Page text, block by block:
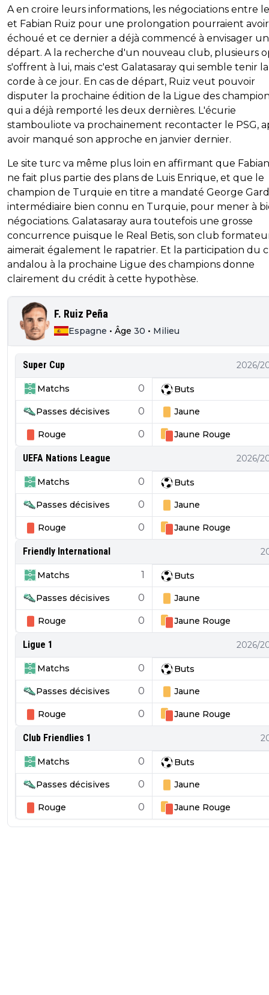
A en croire leurs informations, les négociations entre
et Fabian Ruiz pour une prolongation pourraient avoir
échoué et ce dernier a déjà commencé à envisager un
départ. A la recherche d'un nouveau club, plusieurs
s'offrent à lui, mais c'est Galatasaray qui semble tenir la
corde à ce jour. En cas de départ, Ruiz veut pouvoir
disputer la prochaine édition de la Ligue des
qui a déjà remporté les deux dernières. L'écurie
stambouliote va prochainement recontacter le PSG,
avoir manqué son approche en janvier dernier.
Le site turc va même plus loin en affirmant que
ne fait plus partie des plans de Luis Enrique, et que le
champion de Turquie en titre a mandaté George
intermédiaire bien connu en Turquie, pour mener à
négociations. Galatasaray aura toutefois une grosse
concurrence puisque le Real Betis, son club
aimerait également le rapatrier. Et la participation du
andalou à la prochaine Ligue des champions donne
clairement du crédit à cette hypothèse.
F. Ruiz Peña
Espagne • Âge 30 • Milieu
Super Cup 2026/
Matchs 0 Buts
Passes décisives 0 Jaune
Rouge 0 Jaune Rouge
UEFA Nations League 2026/
Matchs 0 Buts
Passes décisives 0 Jaune
Rouge 0 Jaune Rouge
Friendly International
Matchs 1 Buts
Passes décisives 0 Jaune
Rouge 0 Jaune Rouge
Ligue 1 2026/
Matchs 0 Buts
Passes décisives 0 Jaune
Rouge 0 Jaune Rouge
Club Friendlies 1
Matchs 0 Buts
Passes décisives 0 Jaune
Rouge 0 Jaune Rouge